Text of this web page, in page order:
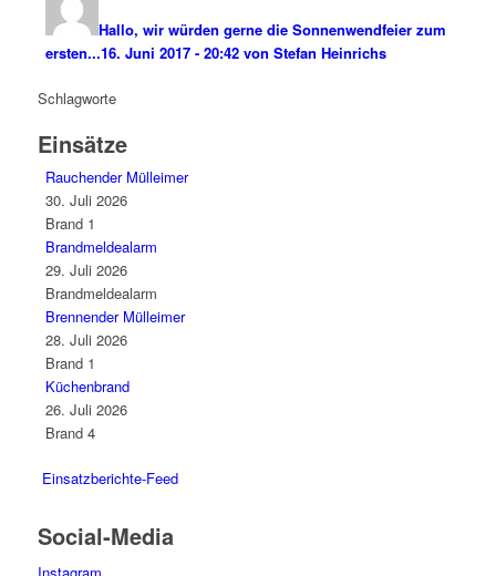
Hallo, wir würden gerne die Sonnenwendfeier zum
ersten...16. Juni 2017 - 20:42 von Stefan Heinrichs
Schlagworte
Einsätze
Rauchender Mülleimer
30. Juli 2026
Brand 1
Brandmeldealarm
29. Juli 2026
Brandmeldealarm
Brennender Mülleimer
28. Juli 2026
Brand 1
Küchenbrand
26. Juli 2026
Brand 4
Einsatzberichte-Feed
Social-Media